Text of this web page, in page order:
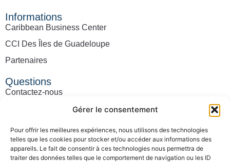
Gérer le consentement
Pour offrir les meilleures expériences, nous utilisons des technologies
telles que les cookies pour stocker et/ou accéder aux informations des
appareils. Le fait de consentir à ces technologies nous permettra de
traiter des données telles que le comportement de navigation ou les ID
Informations
Caribbean Business Center
CCI Des Îles de Guadeloupe
Partenaires
Questions
Contactez-nous
Consultez notre FAQ